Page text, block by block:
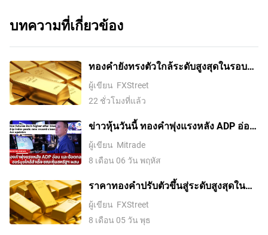
บทความที่เกี่ยวข้อง
ทองคำยังทรงตัวใกล้ระดับสูงสุดในรอบ
เจ็ดสัปดาห์ ตลาดรอดีลช่องแคบฮอร์มุซ
ผู้เขียน FXStreet
22 ชั่วโมงที่แล้ว
ข่าวหุ้นวันนี้ ทองคำพุ่งแรงหลัง ADP อ่อน
และข้อตกลงฮอร์มุซใกล้สำเร็จ ขณะหุ้น
สหรัฐฯ ผสม
ผู้เขียน Mitrade
8 เดือน 06 วัน พฤหัส
ราคาทองคําปรับตัวขึ้นสู่ระดับสูงสุดใน
รอบสองสัปดาห์ ขณะที่ค่าเงินดอลลาร์
สหรัฐอ่อนค่าลงจากความหวังในข้อตกลง
อิหร่านและการเก็งการขึ้นดอกเบี้ยของ
ผู้เขียน FXStreet
8 เดือน 05 วัน พุธ